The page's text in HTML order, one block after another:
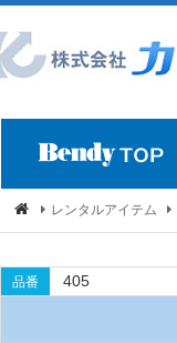
レンタルアイテム
品番 405